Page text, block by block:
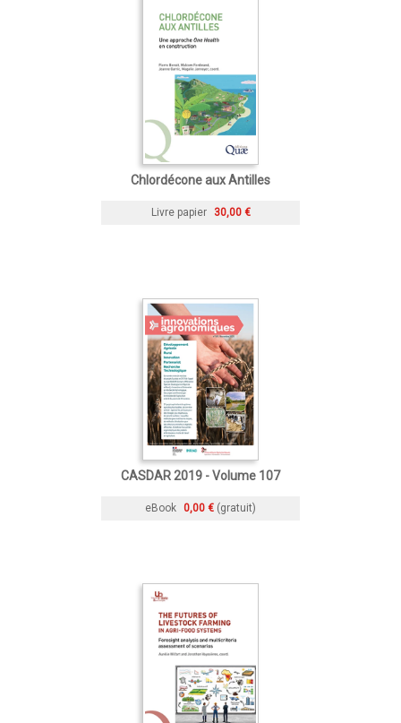
Chlordécone aux Antilles
Livre papier 30,00 €
CASDAR 2019 - Volume 107
eBook 0,00 € (gratuit)